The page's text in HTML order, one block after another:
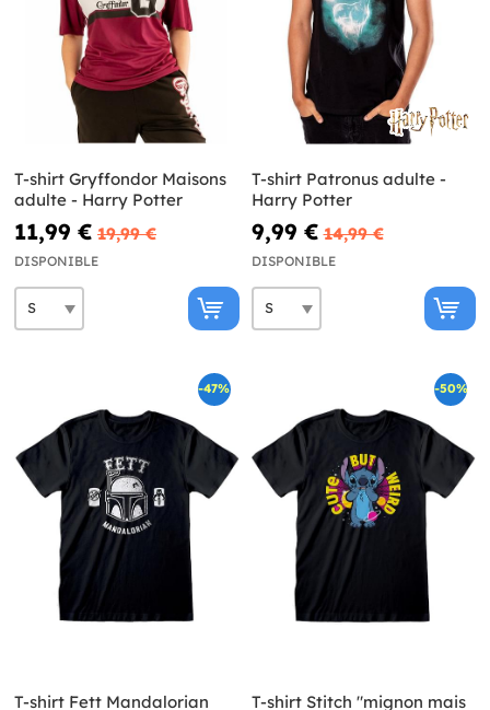
T-shirt Gryffondor Maisons
adulte - Harry Potter
11,99 € 19,99 €
DISPONIBLE
T-shirt Patronus adulte -
Harry Potter
9,99 € 14,99 €
DISPONIBLE
-47%
T-shirt Fett Mandalorian
-50%
T-shirt Stitch "mignon mais